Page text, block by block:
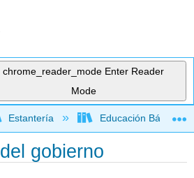
chrome_reader_mode Enter Reader
Mode
jerarquía global
Estantería Educación Básica
gobierno